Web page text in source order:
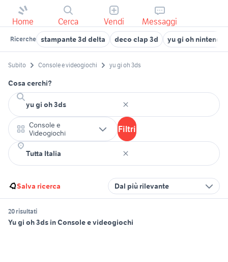
Home Cerca Vendi Messaggi
Ricerche stampante 3d delta deco clap 3d yu gi oh nintendo
Subito Console e videogiochi yu gi oh 3ds
Cosa cerchi?
Console e
Videogiochi
Filtri
Salva ricerca Dal più rilevante
20 risultati
Yu gi oh 3ds in Console e videogiochi